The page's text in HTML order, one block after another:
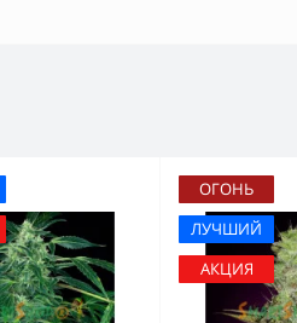
ОГОНЬ
ЛУЧШИЙ
АКЦИЯ